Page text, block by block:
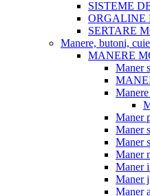
SISTEME
ORGALINE
SERTARE
Manere, butoni,
MANERE
Maner
Maner
Maner
Maner
Maner
Maner
Maner
Maner